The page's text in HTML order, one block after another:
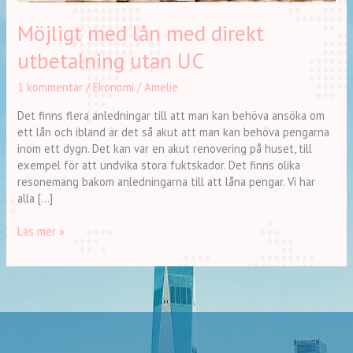
Möjligt med lån med direkt
utbetalning utan UC
1 kommentar / Ekonomi /Amelie
Det finns flera anledningar till att man kan behöva ansöka om
ett lån och ibland är det så akut att man kan behöva pengarna
inom ett dygn. Det kan var en akut renovering på huset, till
exempel för att undvika stora fuktskador. Det finns olika
resonemang bakom anledningarna till att låna pengar. Vi har
alla […]
Läs mer »